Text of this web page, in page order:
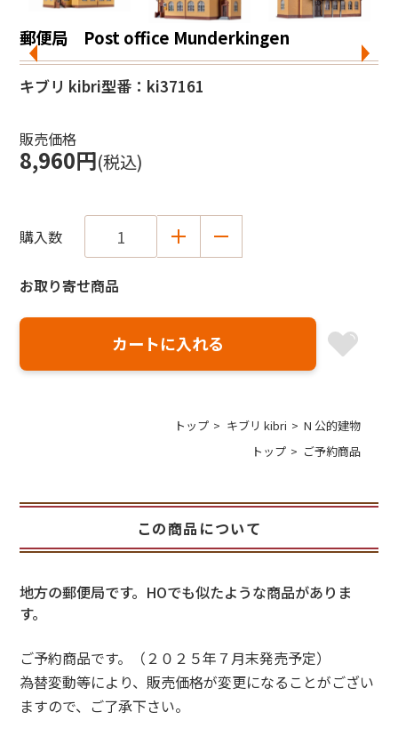
郵便局 Post office Munderkingen
キブリ kibri型番：ki37161
販売価格
8,960円(税込)
購入数
お取り寄せ商品
トップ キブリ kibri
N 公的建物
トップ
ご予約商品
この商品について
地方の郵便局です。HOでも似たような商品がありま
す。
ご予約商品です。（２０２５年７月末発売予定）
為替変動等により、販売価格が変更になることがござい
ますので、ご了承下さい。